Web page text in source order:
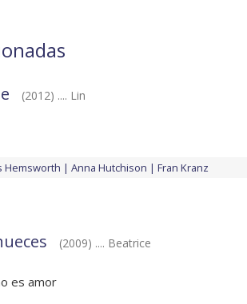
(2012) .... Lin
Hemsworth Anna Hutchison Fran Kranz
(2009) .... Beatrice
es amor